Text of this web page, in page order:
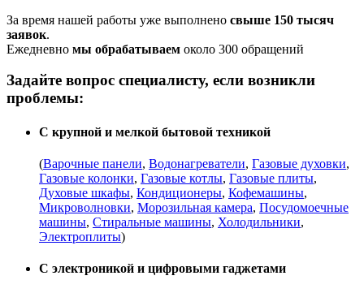
За время нашей работы уже выполнено свыше 150 тысяч
заявок.
Ежедневно мы обрабатываем около 300 обращений
Задайте вопрос специалисту, если возникли
проблемы:
С крупной и мелкой бытовой техникой
(Варочные панели, Водонагреватели, Газовые духовки,
Газовые колонки, Газовые котлы, Газовые плиты,
Духовые шкафы, Кондиционеры, Кофемашины,
Микроволновки, Морозильная камера, Посудомоечные
машины, Стиральные машины, Холодильники,
Электроплиты)
С электроникой и цифровыми гаджетами